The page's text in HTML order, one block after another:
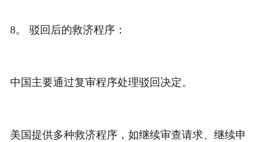
8。 驳回后的救济程序：
中国主要通过复审程序处理驳回决定。
美国提供多种救济程序，如继续审查请求、继续申